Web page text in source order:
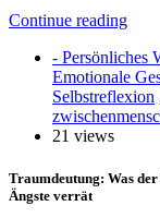
Continue reading
- Persönliches
Emotionale
Selbstreflexion
21 views
Traumdeutung: Was
Ängste verrät